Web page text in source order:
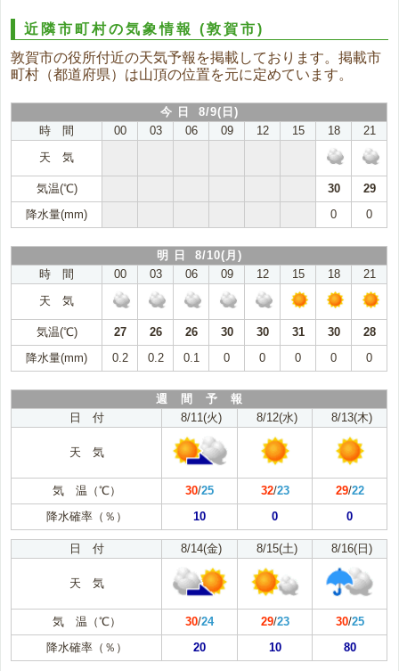
近隣市町村の気象情報(敦賀市)
敦賀市の役所付近の天気予報を掲載しております。掲載市
町村（都道府県）は山頂の位置を元に定めています。
今 日 8/9(日)
時 間
00 03 06 09 12 15 18
21
天 気
気温(℃) 30
29
降水量(mm)
0 0
明 日 8/10(月)
時 間
00 03 06 09 12 15 18
21
天 気
気温(℃) 27 26 26 30 30 31 30
28
降水量(mm)
0.2 0.2 0.1 0 0 0 0 0
週 間 予 報
日 付
8/11(火) 8/12(水) 8/13(木)
天 気
気 温（℃） 30/25 32/23 29/22
降水確率（％）
10 0 0
日 付 8/14(金) 8/15(土) 8/16(日)
天 気
気 温（℃） 30/24 29/23 30/25
降水確率（％）
20 10 80